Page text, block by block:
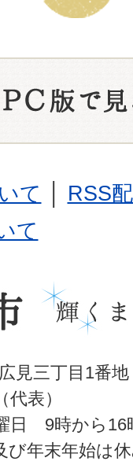
て
RSS
て
見三丁目1番地
表）
日 9時から16
び年末年始は